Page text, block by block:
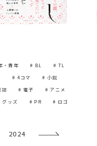
・青年 # BL
# TL
# 4コマ
# 小説
誌 # 電子
# アニメ
グッズ # PR # ロゴ
2024 2023